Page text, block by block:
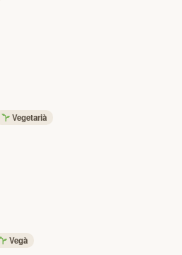
Vegetarià
Vegà